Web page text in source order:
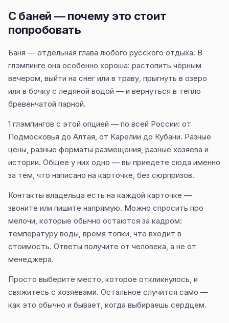
С баней — почему это стоит
попробовать
Баня — отдельная глава любого русского отдыха. В
глэмпинге она особенно хороша: растопить чёрным
вечером, выйти на снег или в траву, прыгнуть в озеро
или в бочку с ледяной водой — и вернуться в тепло
бревенчатой парной.
1 глэмпингов с этой опцией — по всей России: от
Подмосковья до Алтая, от Карелии до Кубани. Разные
цены, разные форматы размещения, разные хозяева и
истории. Общее у них одно — вы приедете сюда именно
за тем, что написано на карточке, без сюрпризов.
Контакты владельца есть на каждой карточке —
звоните или пишите напрямую. Можно спросить про
мелочи, которые обычно остаются за кадром:
температуру воды, время топки, что входит в
стоимость. Ответы получите от человека, а не от
менеджера.
Просто выберите место, которое откликнулось, и
свяжитесь с хозяевами. Остальное случится само —
как это обычно и бывает, когда выбираешь сердцем.